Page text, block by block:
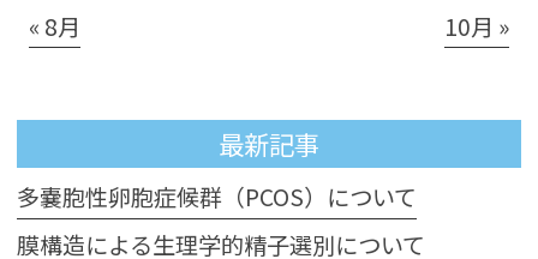
« 8月 10月 »
最新記事
多嚢胞性卵胞症候群（PCOS）について
膜構造による生理学的精子選別について